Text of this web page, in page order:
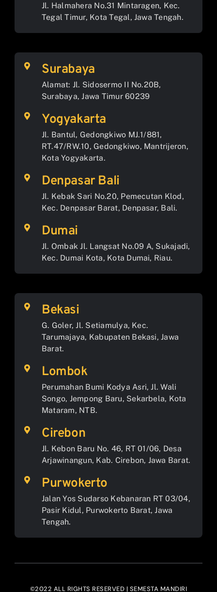
Jl. Halmahera No.31 Mintaragen, Kec.
Tegal Timur, Kota Tegal, Jawa Tengah.
Surabaya
Alamat: Jl. Sidosermo II No.20B,
Surabaya, Jawa Timur 60239
Yogyakarta
Jl. Bantul, Gedongkiwo MJ.1/881,
RT.47/RW.10, Gedongkiwo, Mantrijeron,
Kota Yogyakarta.
Denpasar Bali
Jl. Kebak Sari No.20, Pemecutan Klod,
Kec. Denpasar Barat, Denpasar, Bali.
Dumai
Jl. Ombak Jl. Langsat No.09 A, Sukajadi,
Kec. Dumai Kota, Kota Dumai, Riau.
Bekasi
G. Goler, Jl. Setiamulya, Kec.
Tarumajaya, Kabupaten Bekasi, Jawa
Barat.
Lombok
Perumahan Bumi Kodya Asri, Jl. Wali
Songo, Jempong Baru, Sekarbela, Kota
Mataram, NTB.
Cirebon
Jl. Kebon Baru No. 46, RT 01/06, Desa
Arjawinangun, Kab. Cirebon, Jawa Barat.
Purwokerto
Jalan Yos Sudarso Kebanaran RT 03/04,
Pasir Kidul, Purwokerto Barat, Jawa
Tengah.
©2022 ALL RIGHTS RESERVED | SEMESTA MANDIRI